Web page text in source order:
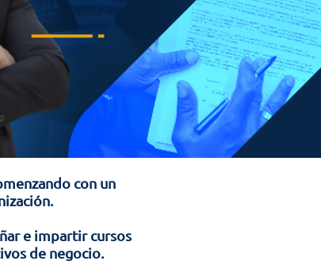
con un
e impartir cursos
de negocio.